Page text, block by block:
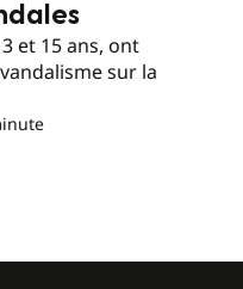
et 15 ans, ont
sur la